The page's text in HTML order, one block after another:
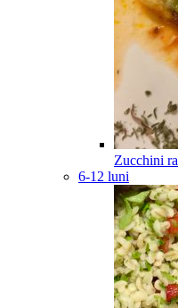
Zucchini
6-12 luni